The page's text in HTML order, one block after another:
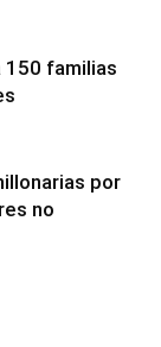
150 familias
por
no